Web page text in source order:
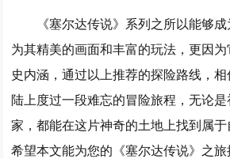
《塞尔达传说》系列之所以能够
为其精美的画面和丰富的玩法，更因
史内涵，通过以上推荐的探险路线，
陆上度过一段难忘的冒险旅程，无论
家，都能在这片神奇的土地上找到属于
希望本文能为您的《塞尔达传说》之